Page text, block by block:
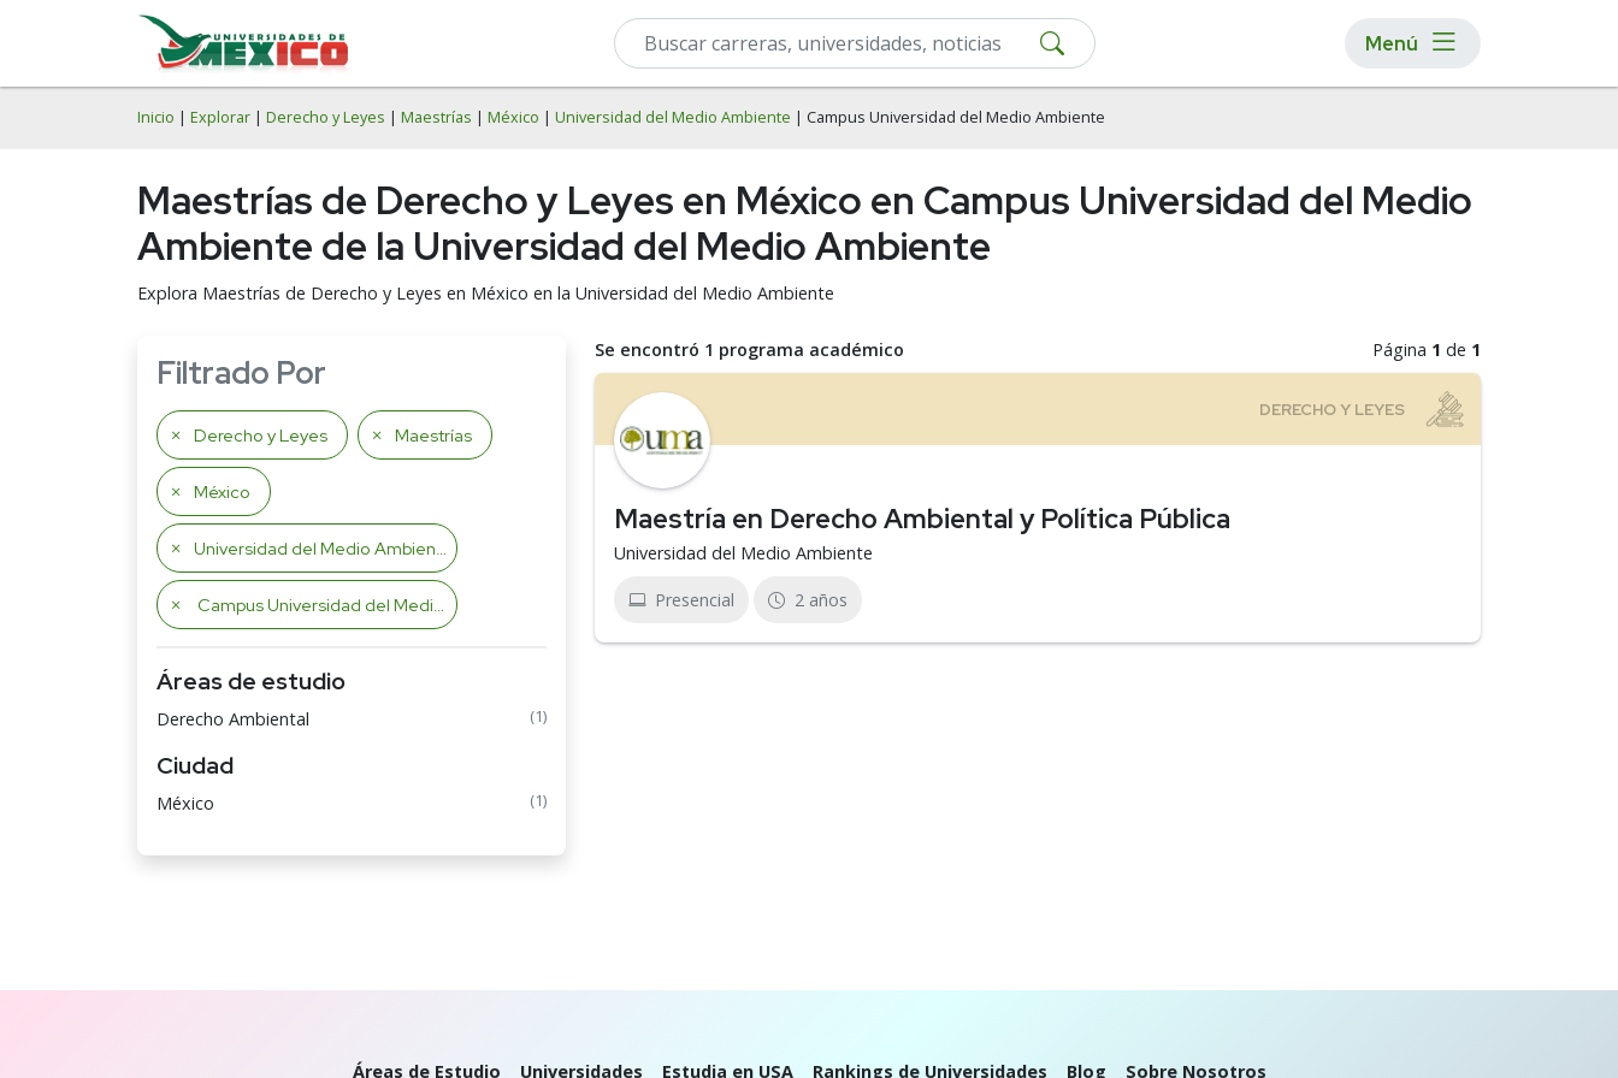
Menú
Inicio | Explorar | Derecho y Leyes | Maestrías | México | Universidad del Medio Ambiente | Campus Universidad del Medio Ambiente
Maestrías de Derecho y Leyes en México en Campus Universidad del Medio
Ambiente de la Universidad del Medio Ambiente
Explora Maestrías de Derecho y Leyes en México en la Universidad del Medio Ambiente
Filtrado Por
Derecho y Leyes Maestrías
México
Universidad del Medio Ambiente
Campus Universidad del Medio Ambiente
Áreas de estudio
Derecho Ambiental (1)
Ciudad
México (1)
Se encontró 1 programa académico Página 1 de 1
Maestría en Derecho Ambiental y Política Pública
Universidad del Medio Ambiente
Presencial 2 años
Áreas de Estudio Universidades Estudia en USA Rankings de Universidades Blog Sobre Nosotros